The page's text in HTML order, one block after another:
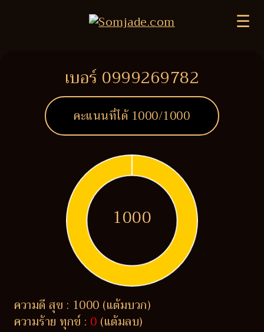
☰
เบอร์ 0999269782
คะแนนที่ได้ 1000/1000
1000
ความดี สุข : 1000 (แต้มบวก)
ความร้าย ทุกข์ : 0 (แต้มลบ)